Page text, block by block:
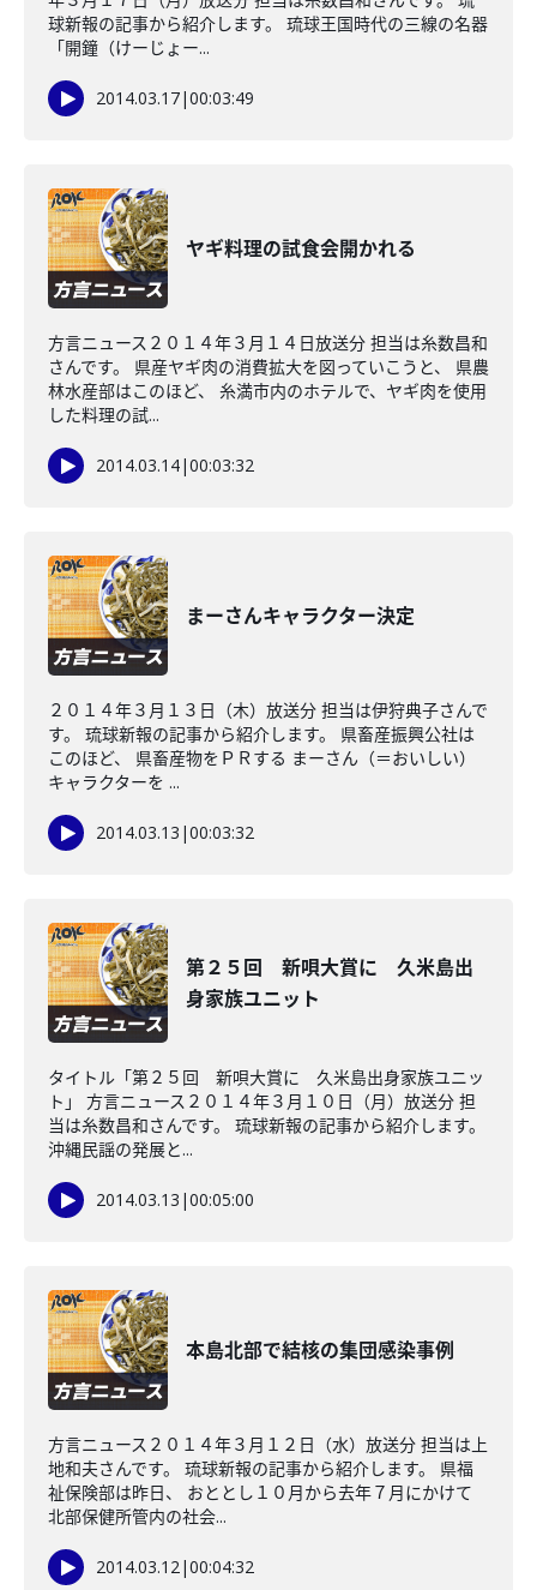
球新報の記事から紹介します。 琉球王国時代の三線の名器
「開鐘（けーじょー...
2014.03.17|00:03:49
ヤギ料理の試食会開かれる
方言ニュース２０１４年３月１４日放送分 担当は糸数昌和
さんです。 県産ヤギ肉の消費拡大を図っていこうと、 県農
林水産部はこのほど、 糸満市内のホテルで、ヤギ肉を使用
した料理の試...
2014.03.14|00:03:32
まーさんキャラクター決定
２０１４年３月１３日（木）放送分 担当は伊狩典子さんで
す。 琉球新報の記事から紹介します。 県畜産振興公社は
このほど、 県畜産物をＰＲする まーさん（＝おいしい）
キャラクターを ...
2014.03.13 |00:03:32
第２５回 新唄大賞に 久米島出
身家族ユニット
タイトル「第２５回 新唄大賞に 久米島出身家族ユニッ
ト」 方言ニュース２０１４年３月１０日（月）放送分 担
当は糸数昌和さんです。 琉球新報の記事から紹介します。
沖縄民謡の発展と...
2014.03.13 |00:05:00
本島北部で結核の集団感染事例
方言ニュース２０１４年３月１２日（水）放送分 担当は上
地和夫さんです。 琉球新報の記事から紹介します。 県福
祉保険部は昨日、 おととし１０月から去年７月にかけて
北部保健所管内の社会...
2014.03.12|00:04:32